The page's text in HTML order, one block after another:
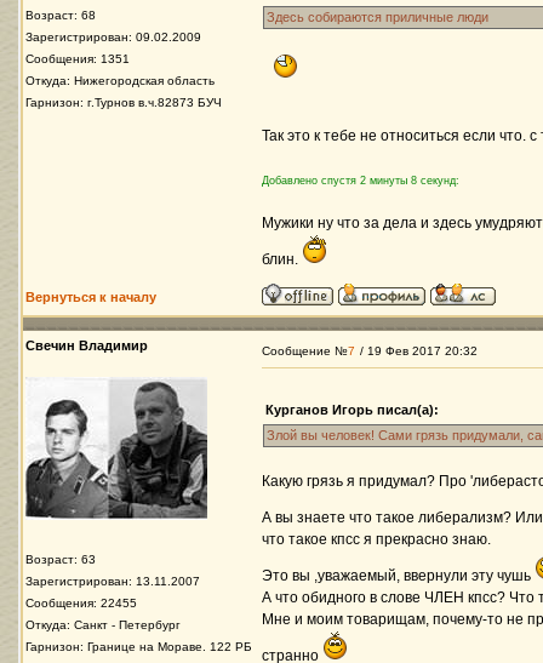
Возраст: 68
Зарегистрирован: 09.02.2009
Сообщения: 1351
Откуда: Нижегородская область
Гарнизон: г.Турнов в.ч.82873 БУЧ
Здесь собираются приличные люди
Так это к тебе не относиться если что.
Добавлено спустя 2 минуты 8 секунд:
Мужики ну что за дела и здесь
блин.
Вернуться к началу
Свечин Владимир
Возраст: 63
Зарегистрирован: 13.11.2007
Сообщения: 22455
Откуда: Санкт - Петербург
Гарнизон: Границе на Мораве. 122 РБ
Сообщение №7 / 19 Фев 2017 20:32
Курганов Игорь писал(а):
Злой вы человек! Сами грязь придумали,
Какую грязь я придумал? Про
А вы знаете что такое либерализм?
что такое кпсс я прекрасно знаю.
Это вы ,уважаемый, ввернули эту чушь
А что обидного в слове ЧЛЕН кпсс? Что
Мне и моим товарищам, почему-то не
странно